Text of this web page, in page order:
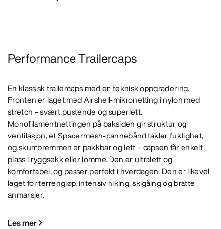
Performance Trailercaps
En klassisk trailercaps med en teknisk oppgradering.
Fronten er laget med Airshell-mikronetting i nylon med
stretch – svært pustende og superlett.
Monofilamentnettingen på baksiden gir struktur og
ventilasjon, et Spacermesh-pannebånd takler fuktighet,
og skumbremmen er pakkbar og lett – capsen får enkelt
plass i ryggsekk eller lomme. Den er ultralett og
komfortabel, og passer perfekt i hverdagen. Den er likevel
laget for terrengløp, intensiv hiking, skigåing og bratte
anmarsjer.
Les mer